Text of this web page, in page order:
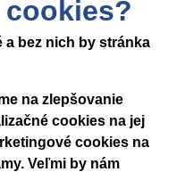
cookies?
a bez nich by stránka
na zlepšovanie
cookies na jej
cookies na
Veľmi by nám